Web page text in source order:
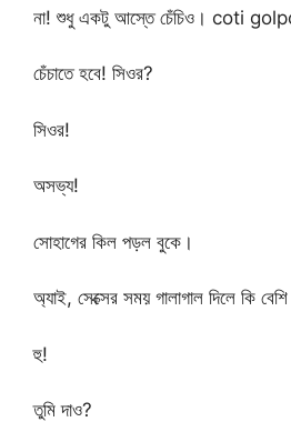
না! শুধু একটু আস্তে চেঁচিও। coti
চেঁচাতে হবে! সিওর?
সিওর!
অসভ্য!
সোহাগের কিল পড়ল বুকে।
অ্যাই, সেক্সের সময় গালাগাল দিলে কি
হু!
তুমি দাও?